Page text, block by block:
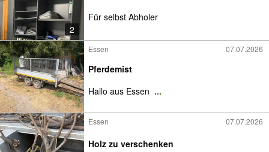
2
Für selbst Abholer
Essen 07.07.2026
Pferdemist
Hallo aus Essen ...
Essen 07.07.2026
Holz zu verschenken